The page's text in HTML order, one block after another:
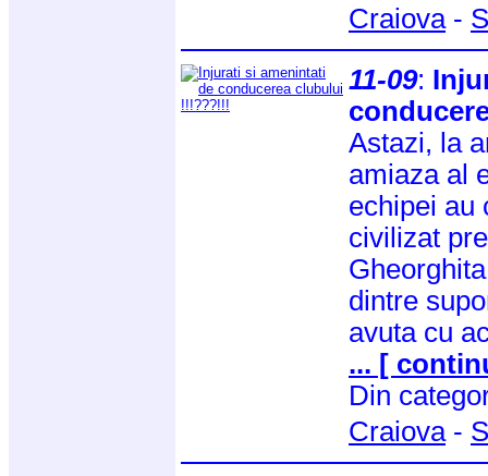
Craiova-
11-09:
Astazi, la
amiaza al
echipei au
civilizat
dintre
avuta cu
... [
Din
Craiova-